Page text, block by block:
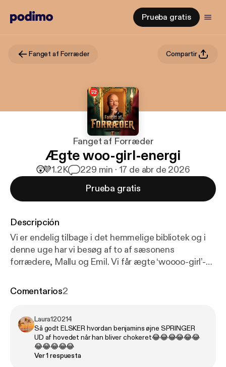
Prueba gratis
Fanget af Forræder Compartir
Fanget af Forræder
Ægte woo-girl-energi
😲💜1.2K 229 min · 17 de abr de 2026
Prueba gratis
Descripción
Vi er endelig tilbage i det hemmelige bibliotek og i
denne uge har vi besøg af to af sæsonens
forrædere, Mallu og Emil. Vi får ægte ‘woooo-girl’-
møde. Var der egentlig ægte vibes eller bare
spændende at se, om Emils AI-strategi får ret, eller
Mallus mavefornemmelse vinder frem. Hør også
hvorfor Mathias Helt ender med tårer i øjenene.
Gæster: Mallu Cortney og Emil Marling Vært:
Comentarios2
Laura120214
Så godt ELSKER hvordan benjamins øjne SPRINGER
UD af hovedet når han bliver chokeret😂😂😂😂😂😂
😂😂😂😂😂
Ver 1 respuesta